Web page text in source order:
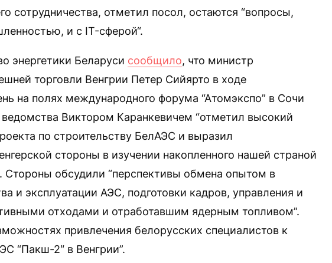
сотрудничества, отметил посол, остаются “вопросы,
и с IT-сферой“.
энергетики Беларуси сообщило, что министр
торговли Венгрии Петер Сийярто в ходе
на полях международного форума “Атомэкспо” в Сочи
Виктором Каранкевичем “отметил высокий
по строительству БелАЭС и выразил
стороны в изучении накопленного нашей страной
Стороны обсудили “перспективы обмена опытом в
и эксплуатации АЭС, подготовки кадров, управления и
отходами и отработавшим ядерным топливом”.
привлечения белорусских специалистов к
“Пакш-2″ в Венгрии”.